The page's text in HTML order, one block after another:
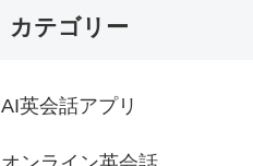
カテゴリー
AI英会話アプリ